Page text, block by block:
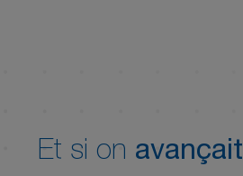
Et si on avançait